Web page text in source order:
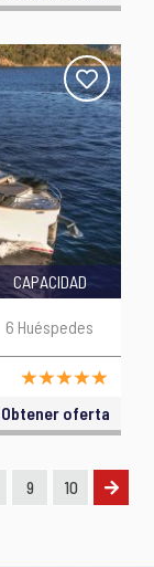
CAPACIDAD
6 Huéspedes
Obtener oferta
9 10